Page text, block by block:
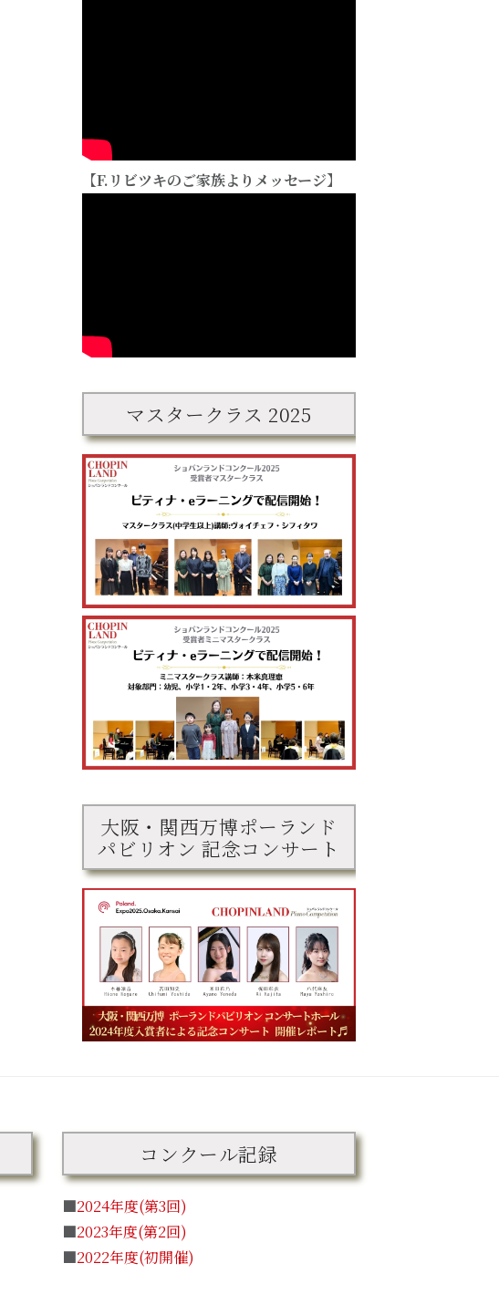
【F.リビツキのご家族よりメッセージ】
マスタークラス 2025
大阪・関西万博ポーランド
パビリオン 記念コンサート
コンクール記録
■2024年度(第3回)
■2023年度(第2回)
■2022年度(初開催)